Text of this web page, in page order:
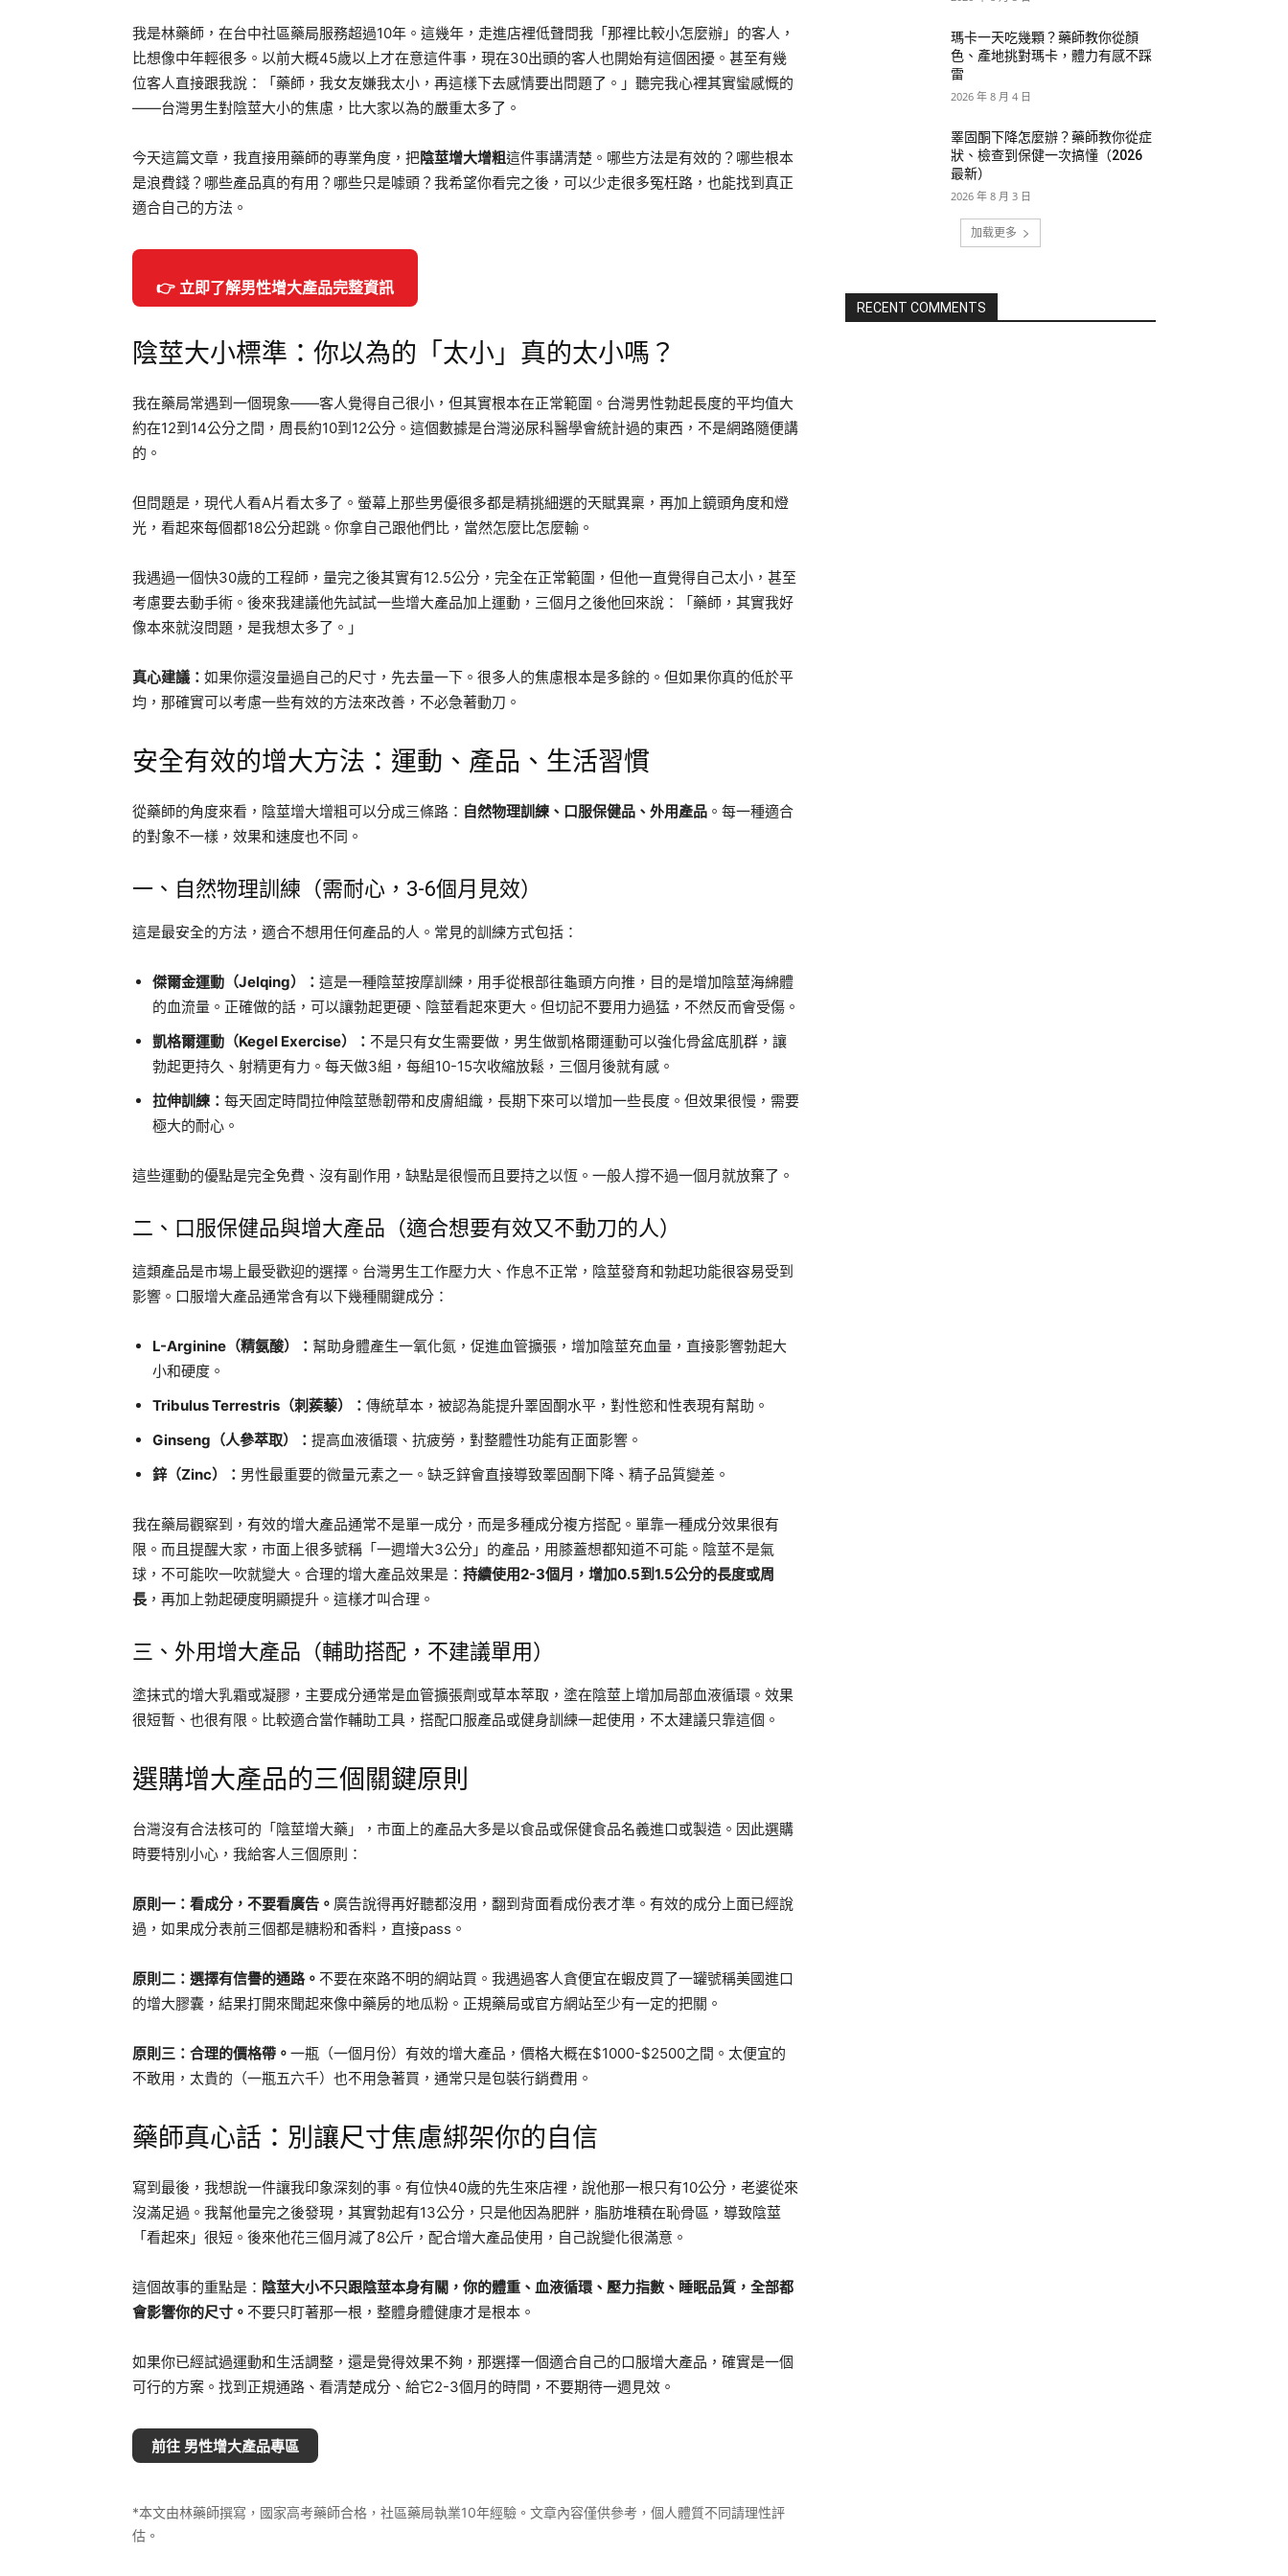
我是林藥師，在台中社區藥局服務超過10年。這幾年，走進店裡低聲問我「那裡比較小怎麼辦」的客人，
比想像中年輕很多。以前大概45歲以上才在意這件事，現在30出頭的客人也開始有這個困擾。甚至有幾
位客人直接跟我說：「藥師，我女友嫌我太小，再這樣下去感情要出問題了。」聽完我心裡其實蠻感慨的
——台灣男生對陰莖大小的焦慮，比大家以為的嚴重太多了。
今天這篇文章，我直接用藥師的專業角度，把陰莖增大增粗這件事講清楚。哪些方法是有效的？哪些根本
是浪費錢？哪些產品真的有用？哪些只是噱頭？我希望你看完之後，可以少走很多冤枉路，也能找到真正
適合自己的方法。
👉 立即了解男性增大產品完整資訊
陰莖大小標準：你以為的「太小」真的太小嗎？
我在藥局常遇到一個現象——客人覺得自己很小，但其實根本在正常範圍。台灣男性勃起長度的平均值大
約在12到14公分之間，周長約10到12公分。這個數據是台灣泌尿科醫學會統計過的東西，不是網路隨便講
的。
但問題是，現代人看A片看太多了。螢幕上那些男優很多都是精挑細選的天賦異稟，再加上鏡頭角度和燈
光，看起來每個都18公分起跳。你拿自己跟他們比，當然怎麼比怎麼輸。
我遇過一個快30歲的工程師，量完之後其實有12.5公分，完全在正常範圍，但他一直覺得自己太小，甚至
考慮要去動手術。後來我建議他先試試一些增大產品加上運動，三個月之後他回來說：「藥師，其實我好
像本來就沒問題，是我想太多了。」
真心建議： 如果你還沒量過自己的尺寸，先去量一下。很多人的焦慮根本是多餘的。但如果你真的低於平
均，那確實可以考慮一些有效的方法來改善，不必急著動刀。
安全有效的增大方法：運動、產品、生活習慣
從藥師的角度來看，陰莖增大增粗可以分成三條路： 自然物理訓練、口服保健品、外用產品 。每一種適合
的對象不一樣，效果和速度也不同。
一、自然物理訓練（需耐心，3-6個月見效）
這是最安全的方法，適合不想用任何產品的人。常見的訓練方式包括：
傑爾金運動（Jelqing）： 這是一種陰莖按摩訓練，用手從根部往龜頭方向推，目的是增加陰莖海綿體
的血流量。正確做的話，可以讓勃起更硬、陰莖看起來更大。但切記不要用力過猛，不然反而會受傷。
凱格爾運動（Kegel Exercise）： 不是只有女生需要做，男生做凱格爾運動可以強化骨盆底肌群，讓
勃起更持久、射精更有力。每天做3組，每組10-15次收縮放鬆，三個月後就有感。
拉伸訓練： 每天固定時間拉伸陰莖懸韌帶和皮膚組織，長期下來可以增加一些長度。但效果很慢，需要
極大的耐心。
這些運動的優點是完全免費、沒有副作用，缺點是很慢而且要持之以恆。一般人撐不過一個月就放棄了。
二、口服保健品與增大產品（適合想要有效又不動刀的人）
這類產品是市場上最受歡迎的選擇。台灣男生工作壓力大、作息不正常，陰莖發育和勃起功能很容易受到
影響。口服增大產品通常含有以下幾種關鍵成分：
L-Arginine（精氨酸）： 幫助身體產生一氧化氮，促進血管擴張，增加陰莖充血量，直接影響勃起大
小和硬度。
Tribulus Terrestris（刺蒺藜）： 傳統草本，被認為能提升睪固酮水平，對性慾和性表現有幫助。
Ginseng（人參萃取）： 提高血液循環、抗疲勞，對整體性功能有正面影響。
鋅（Zinc）： 男性最重要的微量元素之一。缺乏鋅會直接導致睪固酮下降、精子品質變差。
我在藥局觀察到，有效的增大產品通常不是單一成分，而是多種成分複方搭配。單靠一種成分效果很有
限。而且提醒大家，市面上很多號稱「一週增大3公分」的產品，用膝蓋想都知道不可能。陰莖不是氣
球，不可能吹一吹就變大。合理的增大產品效果是： 持續使用2-3個月，增加0.5到1.5公分的長度或周
長 ，再加上勃起硬度明顯提升。這樣才叫合理。
三、外用增大產品（輔助搭配，不建議單用）
塗抹式的增大乳霜或凝膠，主要成分通常是血管擴張劑或草本萃取，塗在陰莖上增加局部血液循環。效果
很短暫、也很有限。比較適合當作輔助工具，搭配口服產品或健身訓練一起使用，不太建議只靠這個。
選購增大產品的三個關鍵原則
台灣沒有合法核可的「陰莖增大藥」，市面上的產品大多是以食品或保健食品名義進口或製造。因此選購
時要特別小心，我給客人三個原則：
原則一：看成分，不要看廣告。 廣告說得再好聽都沒用，翻到背面看成份表才準。有效的成分上面已經說
過，如果成分表前三個都是糖粉和香料，直接pass。
原則二：選擇有信譽的通路。 不要在來路不明的網站買。我遇過客人貪便宜在蝦皮買了一罐號稱美國進口
的增大膠囊，結果打開來聞起來像中藥房的地瓜粉。正規藥局或官方網站至少有一定的把關。
原則三：合理的價格帶。 一瓶（一個月份）有效的增大產品，價格大概在$1000-$2500之間。太便宜的
不敢用，太貴的（一瓶五六千）也不用急著買，通常只是包裝行銷費用。
藥師真心話：別讓尺寸焦慮綁架你的自信
寫到最後，我想說一件讓我印象深刻的事。有位快40歲的先生來店裡，說他那一根只有10公分，老婆從來
沒滿足過。我幫他量完之後發現，其實勃起有13公分，只是他因為肥胖，脂肪堆積在恥骨區，導致陰莖
「看起來」很短。後來他花三個月減了8公斤，配合增大產品使用，自己說變化很滿意。
這個故事的重點是： 陰莖大小不只跟陰莖本身有關，你的體重、血液循環、壓力指數、睡眠品質，全部都
會影響你的尺寸。 不要只盯著那一根，整體身體健康才是根本。
如果你已經試過運動和生活調整，還是覺得效果不夠，那選擇一個適合自己的口服增大產品，確實是一個
可行的方案。找到正規通路、看清楚成分、給它2-3個月的時間，不要期待一週見效。
前往 男性增大產品專區
*本文由林藥師撰寫，國家高考藥師合格，社區藥局執業10年經驗。文章內容僅供參考，個人體質不同請理性評
估。
瑪卡一天吃幾顆？藥師教你從顏
色、產地挑對瑪卡，體力有感不踩
雷
2026 年 8 月 4 日
睪固酮下降怎麼辦？藥師教你從症
狀、檢查到保健一次搞懂（2026
最新）
2026 年 8 月 3 日
加载更多
RECENT COMMENTS